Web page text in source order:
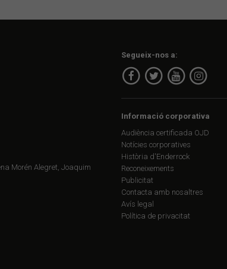
Morén Alegret, Joaquim
Segueix-nos a:
Informació corporativa
Audiència certificada OJD
Notícies corporatives
Història d'Enderrock
Reconeixements
Publicitat
Contacta amb nosaltres
Avís legal
Política de privacitat